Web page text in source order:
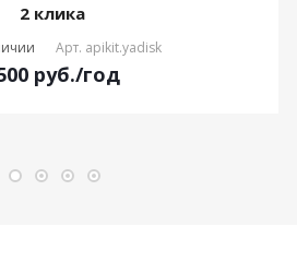
2 клика
Арт. apikit.yadisk
руб./год